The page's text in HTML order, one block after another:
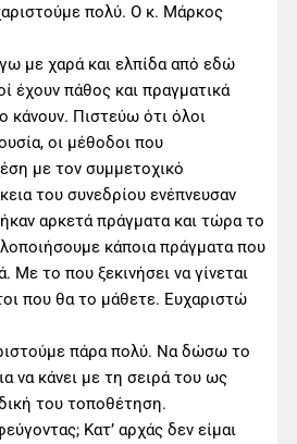
πολύ. Ο κ. Μάρκος
με χαρά και ελπίδα από εδώ
έχουν πάθος και πραγματικά
κάνουν. Πιστεύω ότι όλοι
οι μέθοδοι που
με τον συμμετοχικό
του συνεδρίου ενέπνευσαν
αρκετά πράγματα και τώρα το
κάποια πράγματα που
Με το που ξεκινήσει να γίνεται
που θα το μάθετε. Ευχαριστώ
πάρα πολύ. Να δώσω το
να κάνει με τη σειρά του ως
του τοποθέτηση.
Κατ’ αρχάς δεν είμαι